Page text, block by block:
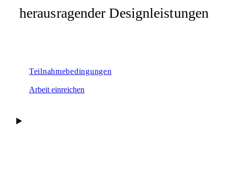
herausragender Designleistungen
Teilnahmebedingungen
Arbeit einreichen